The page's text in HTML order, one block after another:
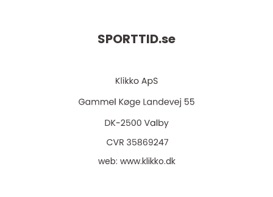
SPORTTID.se
web: www.klikko.dk